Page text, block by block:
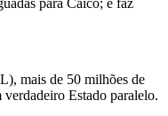
mais de 50 milhões de
Estado paralelo.